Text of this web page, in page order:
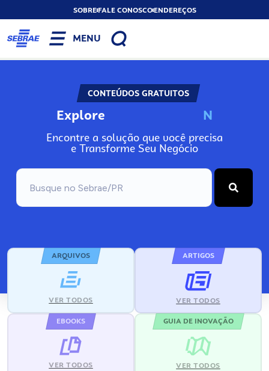
SOBREFALE CONOSCOENDEREÇOS
MENU
CONTEÚDOS GRATUITOS
Explore No
Encontre a solução que você precisa
e Transforme Seu Negócio
ARQUIVOS
VER TODOS
ARTIGOS
VER TODOS
EBOOKS
VER TODOS
GUIA DE INOVAÇÃO
VER TODOS